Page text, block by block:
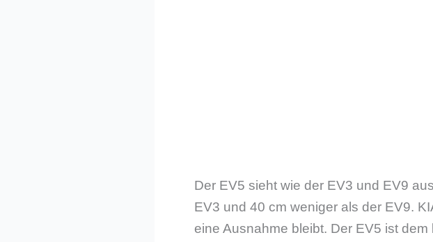
Der EV5 sieht wie der EV3 und EV9
EV3 und 40 cm weniger als der EV9.
eine Ausnahme bleibt. Der EV5 ist